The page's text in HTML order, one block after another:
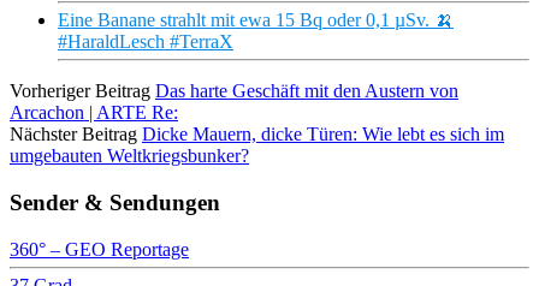
Eine Banane strahlt mit ewa 15 Bq oder 0,1 µSv. 🍌
#HaraldLesch #TerraX
Vorheriger Beitrag Das harte Geschäft mit den Austern von
Arcachon | ARTE Re:
Nächster Beitrag Dicke Mauern, dicke Türen: Wie lebt es sich im
umgebauten Weltkriegsbunker?
Sender & Sendungen
360° – GEO Reportage